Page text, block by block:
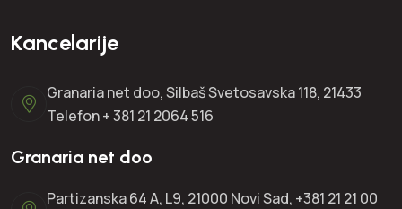
Kancelarije
Granaria net doo, Silbaš Svetosavska 118, 21433
Telefon + 381 21 2064 516
Granaria net doo
Partizanska 64 A, L9, 21000 Novi Sad, +381 21 21 00